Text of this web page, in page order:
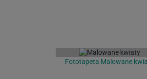
Fototapeta Malowane